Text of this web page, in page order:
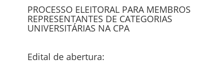
PROCESSO ELEITORAL PARA MEMBROS
REPRESENTANTES DE CATEGORIAS
UNIVERSITÁRIAS NA CPA
Edital de abertura: